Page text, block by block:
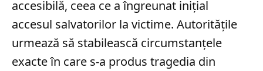
accesibilă, ceea ce a îngreunat inițial
accesul salvatorilor la victime. Autoritățile
urmează să stabilească circumstanțele
exacte în care s-a produs tragedia din